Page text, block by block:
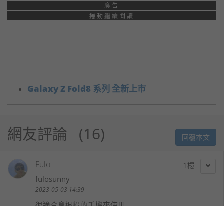
廣告
捲動繼續閱讀
Galaxy Z Fold8 系列 全新上市
網友評論 16 回覆本文
1
Fulo
fulosunny
2023-05-03 14:39